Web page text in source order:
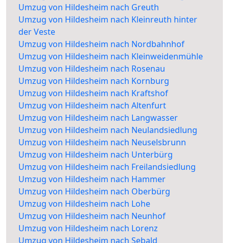
Umzug von Hildesheim nach Greuth
Umzug von Hildesheim nach Kleinreuth hinter
der Veste
Umzug von Hildesheim nach Nordbahnhof
Umzug von Hildesheim nach Kleinweidenmühle
Umzug von Hildesheim nach Rosenau
Umzug von Hildesheim nach Kornburg
Umzug von Hildesheim nach Kraftshof
Umzug von Hildesheim nach Altenfurt
Umzug von Hildesheim nach Langwasser
Umzug von Hildesheim nach Neulandsiedlung
Umzug von Hildesheim nach Neuselsbrunn
Umzug von Hildesheim nach Unterbürg
Umzug von Hildesheim nach Freilandsiedlung
Umzug von Hildesheim nach Hammer
Umzug von Hildesheim nach Oberbürg
Umzug von Hildesheim nach Lohe
Umzug von Hildesheim nach Neunhof
Umzug von Hildesheim nach Lorenz
Umzug von Hildesheim nach Sebald